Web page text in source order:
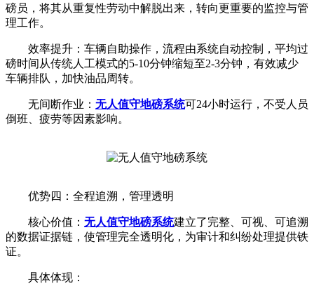
磅员，将其从重复性劳动中解脱出来，转向更重要的监控与管
理工作。
效率提升：车辆自助操作，流程由系统自动控制，平均过
磅时间从传统人工模式的5-10分钟缩短至2-3分钟，有效减少
车辆排队，加快油品周转。
无间断作业： 无人值守地磅系统可24小时运行，不受人员
倒班、疲劳等因素影响。
优势四：全程追溯，管理透明
核心价值： 无人值守地磅系统建立了完整、可视、可追溯
的数据证据链，使管理完全透明化，为审计和纠纷处理提供铁
证。
具体体现：